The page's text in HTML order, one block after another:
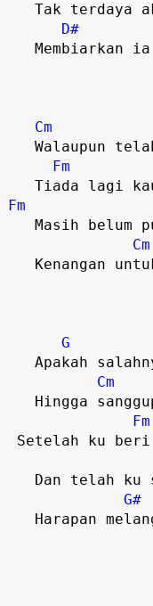
D#
Cm
Fm
Fm
Cm
G
Cm
Fm
G#